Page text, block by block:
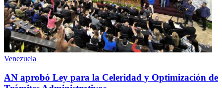
Venezuela
AN aprobó Ley para la Celeridad y Optimización de